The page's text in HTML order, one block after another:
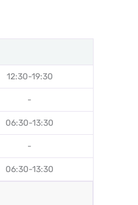
12:30-19:30
-
06:30-13:30
-
06:30-13:30